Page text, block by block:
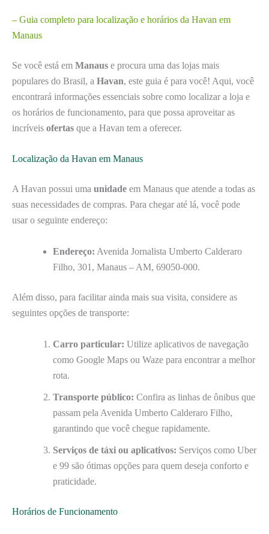
– Guia completo para localização e horários da Havan em
Manaus
Se você está em Manaus e procura uma das lojas mais
populares do Brasil, a Havan, este guia é para você! Aqui, você
encontrará informações essenciais sobre como localizar a loja e
os horários de funcionamento, para que possa aproveitar as
incríveis ofertas que a Havan tem a oferecer.
Localização da Havan em Manaus
A Havan possui uma unidade em Manaus que atende a todas as
suas necessidades de compras. Para chegar até lá, você pode
usar o seguinte endereço:
Endereço: Avenida Jornalista Umberto Calderaro
Filho, 301, Manaus – AM, 69050-000.
Além disso, para facilitar ainda mais sua visita, considere as
seguintes opções de transporte:
Carro particular: Utilize aplicativos de navegação
como Google Maps ou Waze para encontrar a melhor
rota.
Transporte público: Confira as linhas de ônibus que
passam pela Avenida Umberto Calderaro Filho,
garantindo que você chegue rapidamente.
Serviços de táxi ou aplicativos: Serviços como Uber
e 99 são ótimas opções para quem deseja conforto e
praticidade.
Horários de Funcionamento